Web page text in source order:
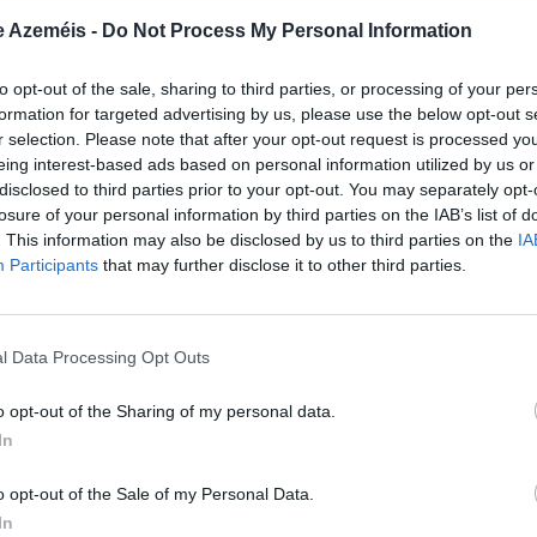
Azeméis - Do Not Process My Personal Information
opt-out of the sale, sharing to third parties, or processing of your
for targeted advertising by us, please use the below opt-out
selection. Please note that after your opt-out request is processed
interest-based ads based on personal information utilized by us
to third parties prior to your opt-out. You may separately
of your personal information by third parties on the IAB’s list of
This information may also be disclosed by us to third parties on the
Participants that may further disclose it to other third parties.
Data Processing Opt Outs
opt-out of the Sharing of my personal data.
opt-out of the Sale of my Personal Data.
o horário completo — manhã e tarde —, a mensalidade
os valores.
o valor depende dos dias ou dos horários utilizados”,
qual é o preço da manhã, da tarde e do horário
descontos por irmãos, se há escalões de rendimento e
aplicados em Ossela.
diferença
da Junta de Freguesia, Raquel Sousa, confirmou
segue a tabela municipal, mas uma tabela própria da
da Câmara Municipal delegada na Junta através de
há vários anos.
a diferença face a outras respostas do concelho.
que os restantes pais e outras famílias”, afirmou,